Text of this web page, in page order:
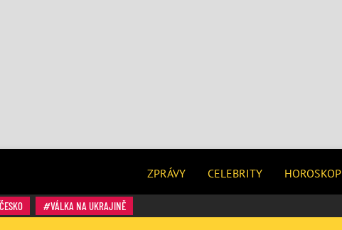
ZPRÁVY CELEBRITY HOROSKOP
VÁLKA NA UKRAJINĚ